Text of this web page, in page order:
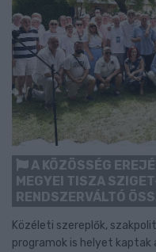
A KÖZÖSSÉG
MEGYEI TISZA
RENDSZERVÁLTÓ
Közéleti szereplők,
programok is helyet kaptak